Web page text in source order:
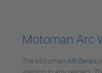
powered by
Motoman Arc
The Motoman AR-Series